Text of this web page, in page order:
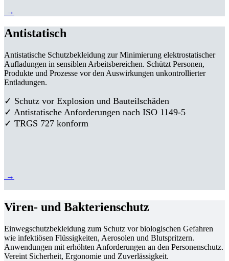
→
Antistatisch
Antistatische Schutzbekleidung zur Minimierung elektrostatischer
Aufladungen in sensiblen Arbeitsbereichen. Schützt Personen,
Produkte und Prozesse vor den Auswirkungen unkontrollierter
Entladungen.
✓ Schutz vor Explosion und Bauteilschäden
✓ Antistatische Anforderungen nach ISO 1149-5
✓ TRGS 727 konform
→
Viren- und Bakterienschutz
Einwegschutzbekleidung zum Schutz vor biologischen Gefahren
wie infektiösen Flüssigkeiten, Aerosolen und Blutspritzern.
Anwendungen mit erhöhten Anforderungen an den Personenschutz.
Vereint Sicherheit, Ergonomie und Zuverlässigkeit.